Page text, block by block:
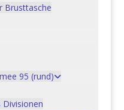
Brusttasche
95 (rund)